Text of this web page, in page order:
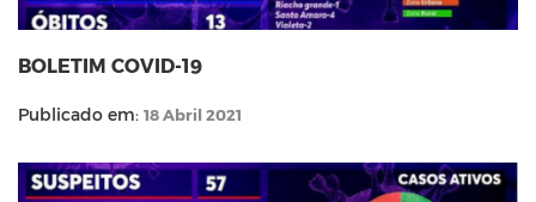
BOLETIM COVID-19
Publicado em: 18 Abril 2021